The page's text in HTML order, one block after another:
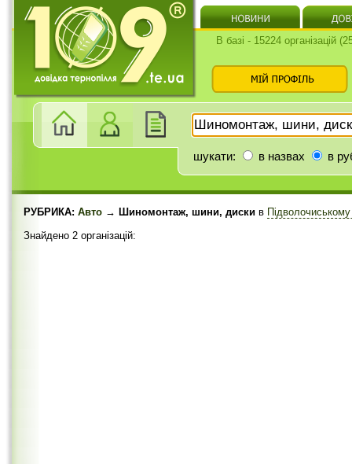
В базі - 15224 організацій
шукати: в назвах в
РУБРИКА: Авто → Шиномонтаж, шини, диски в
Знайдено 2 організацій: